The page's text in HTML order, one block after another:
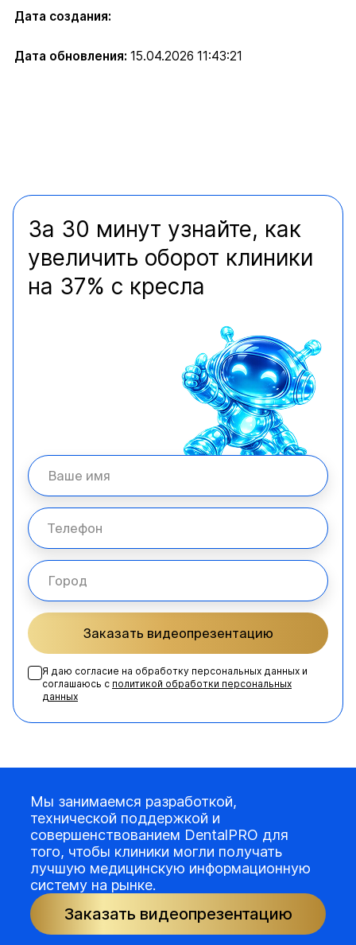
Дата создания:
Дата обновления: 15.04.2026 11:43:21
За 30 минут узнайте, как
увеличить оборот клиники
на 37% с кресла
Заказать видеопрезентацию
Я даю согласие на обработку персональных данных и
соглашаюсь с политикой обработки персональных
данных
Мы занимаемся разработкой,
технической поддержкой и
совершенствованием DentalPRO для
того, чтобы клиники могли получать
лучшую медицинскую информационную
систему на рынке.
Заказать видеопрезентацию